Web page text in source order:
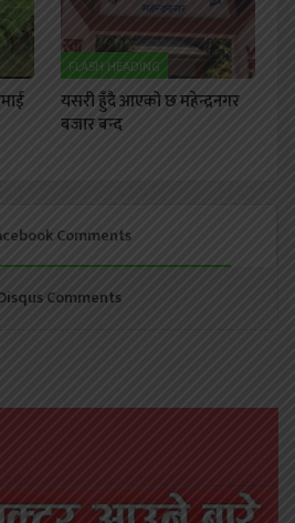
FLASH HEADING
यसरी हुँदै आएको छ महेन्द्रनगर
बजार बन्द
Comments
Comments